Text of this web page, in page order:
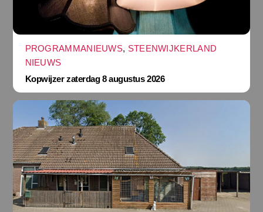
PROGRAMMANIEUWS, STEENWIJKERLAND
NIEUWS
Kopwijzer zaterdag 8 augustus 2026